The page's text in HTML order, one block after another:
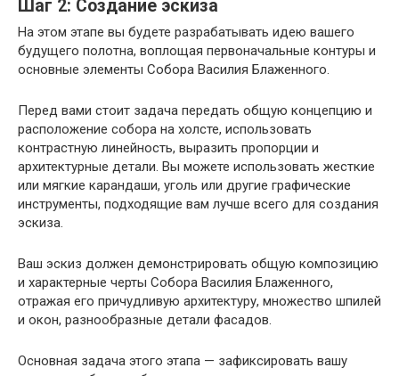
Шаг 2: Создание эскиза
На этом этапе вы будете разрабатывать идею вашего
будущего полотна, воплощая первоначальные контуры и
основные элементы Собора Василия Блаженного.
Перед вами стоит задача передать общую концепцию и
расположение собора на холсте, использовать
контрастную линейность, выразить пропорции и
архитектурные детали. Вы можете использовать жесткие
или мягкие карандаши, уголь или другие графические
инструменты, подходящие вам лучше всего для создания
эскиза.
Ваш эскиз должен демонстрировать общую композицию
и характерные черты Собора Василия Блаженного,
отражая его причудливую архитектуру, множество шпилей
и окон, разнообразные детали фасадов.
Основная задача этого этапа — зафиксировать вашу